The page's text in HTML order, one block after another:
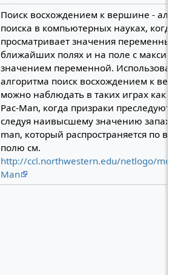
Поиск восхождением к вершине -
поиска в компьютерных науках,
просматривает значения
ближайших полях и на поле с
значением переменной.
алгоритма поиск восхождением к
можно наблюдать в таких играх как
Pac-Man, когда призраки
следуя наивысшему значению
man, который распространяется по
полю см.
http://ccl.northwestern.edu/netlogo/
Man